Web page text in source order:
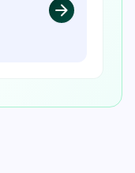
arrow_forward